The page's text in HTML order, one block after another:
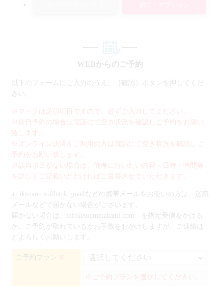
WEBからのご予約
以下のフォームにご入力のうえ、［確認］ボタンを押してくだ
さい。
※マークは必須項目ですので、必ずご入力してください。
※前日予約の場合は電話にて空き状況を確認しご予約をお願い
致します。
※オンライン決済をご利用の方は電話にて空き状況を確認しご
予約をお願い致します。
※該当項目がない場合は、備考に行いたい内容・日時・時間等
を詳しくご記載いただければご返答させていただきます。
au.docomo.softbank.gmailなどの携帯メールをお使いの方は、迷惑
メールなどで届かない場合がございます。
届かない場合は、info@topminakami.com を指定受信をかける
か、ご予約が取れているかお手数をおかけしますが、ご連絡ほ
どよろしくお願いします。
ご予約プラン
※ご予約プランを選択してください。